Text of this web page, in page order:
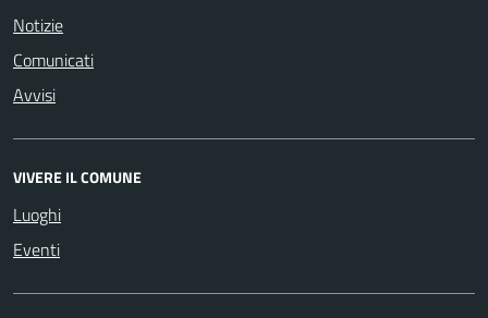
Notizie
Comunicati
Avvisi
VIVERE IL COMUNE
Luoghi
Eventi